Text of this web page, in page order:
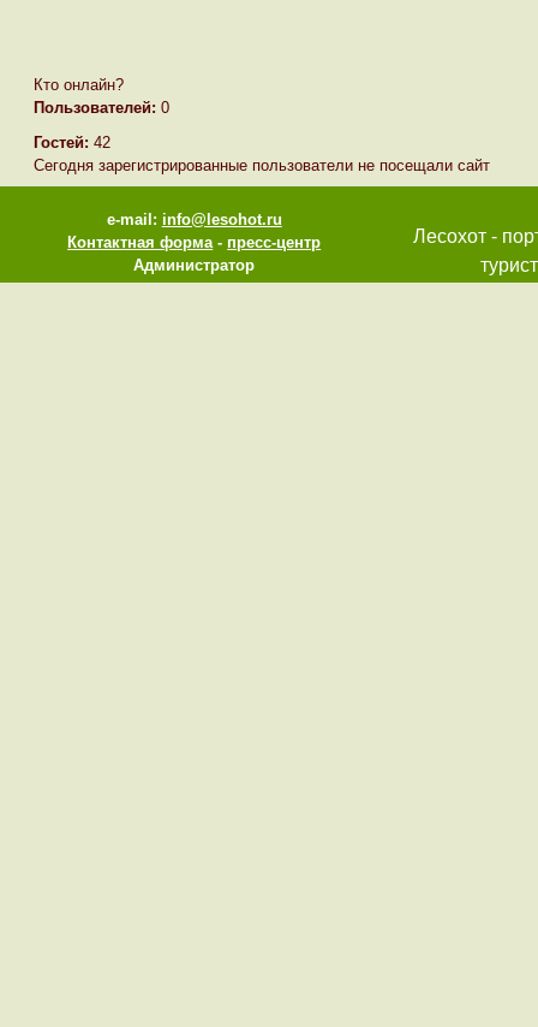
Кто онлайн?
Пользователей: 0
Гостей: 42
Сегодня зарегистрированные пользователи не посещали сайт
e-mail: info@lesohot.ru
Контактная форма-пресс-центр
Администратор
Лесохот -